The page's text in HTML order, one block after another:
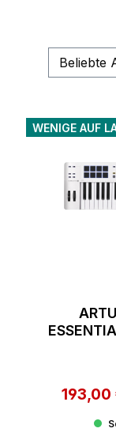
WENIGE AUF